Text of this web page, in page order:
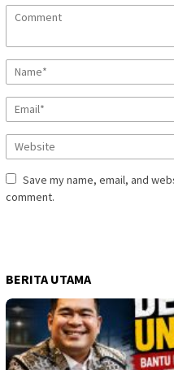
Save my name, email, and
comment.
BERITA UTAMA